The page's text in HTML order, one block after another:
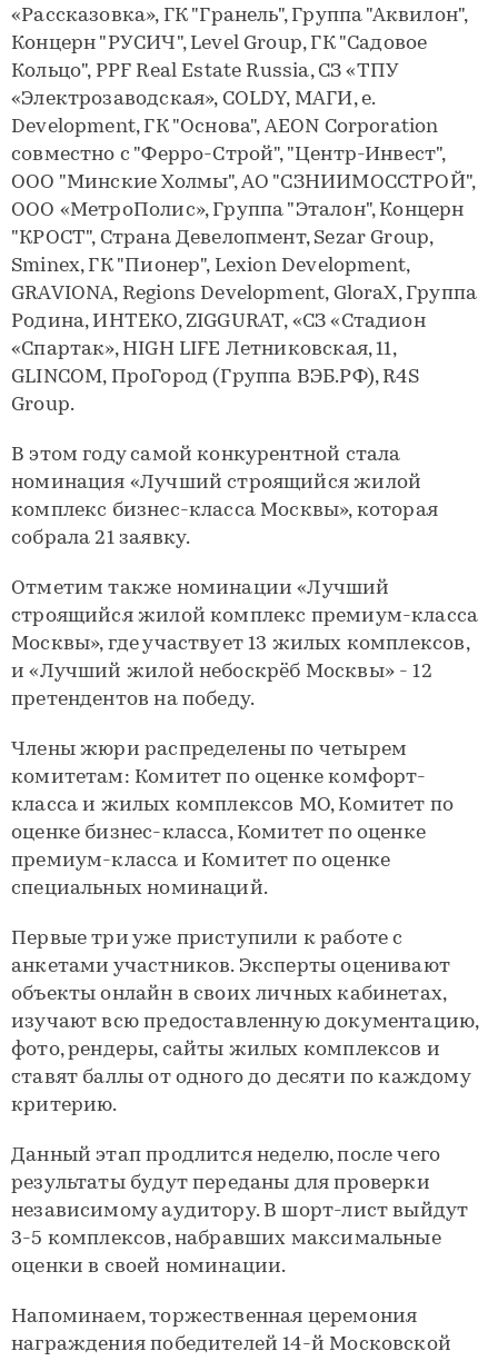
«Рассказовка», ГК "Гранель", Группа "Аквилон",
Концерн "РУСИЧ", Level Group, ГК "Садовое
Кольцо", PPF Real Estate Russia, СЗ «ТПУ
«Электрозаводская», COLDY, МАГИ, e.
Development, ГК "Основа", AEON Corporation
совместно с "Ферро-Строй", "Центр-Инвест",
ООО "Минские Холмы", АО "СЗНИИМОССТРОЙ",
ООО «МетроПолис», Группа "Эталон", Концерн
"КРОСТ", Страна Девелопмент, Sezar Group,
Sminex, ГК "Пионер", Lexion Development,
GRAVIONA, Regions Development, GloraX, Группа
Родина, ИНТЕКО, ZIGGURAT, «СЗ «Стадион
«Спартак», HIGH LIFE Летниковская, 11,
GLINCOM, ПроГород (Группа ВЭБ.РФ), R4S
Group.
В этом году самой конкурентной стала
номинация «Лучший строящийся жилой
комплекс бизнес-класса Москвы», которая
собрала 21 заявку.
Отметим также номинации «Лучший
строящийся жилой комплекс премиум-класса
Москвы», где участвует 13 жилых комплексов,
и «Лучший жилой небоскрёб Москвы» - 12
претендентов на победу.
Члены жюри распределены по четырем
комитетам: Комитет по оценке комфорт-
класса и жилых комплексов МО, Комитет по
оценке бизнес-класса, Комитет по оценке
премиум-класса и Комитет по оценке
специальных номинаций.
Первые три уже приступили к работе с
анкетами участников. Эксперты оценивают
объекты онлайн в своих личных кабинетах,
изучают всю предоставленную документацию,
фото, рендеры, сайты жилых комплексов и
ставят баллы от одного до десяти по каждому
критерию.
Данный этап продлится неделю, после чего
результаты будут переданы для проверки
независимому аудитору. В шорт-лист выйдут
3-5 комплексов, набравших максимальные
оценки в своей номинации.
Напоминаем, торжественная церемония
награждения победителей 14-й Московской